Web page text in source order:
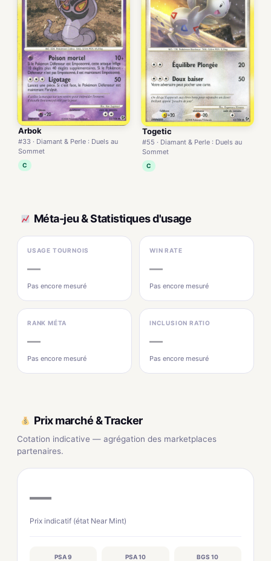
Arbok
#33 · Diamant & Perle : Duels au
Sommet
C
Togetic
#55 · Diamant & Perle : Duels au
Sommet
C
Méta-jeu & Statistiques d'usage
USAGE TOURNOIS
—
Pas encore mesuré
WIN RATE
—
Pas encore mesuré
RANK MÉTA
—
Pas encore mesuré
INCLUSION RATIO
—
Pas encore mesuré
Prix marché & Tracker
Cotation indicative — agrégation des marketplaces
partenaires.
—
Prix indicatif (état Near Mint)
PSA 9 PSA 10 BGS 10